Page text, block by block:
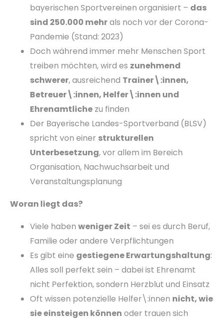
bayerischen Sportvereinen organisiert – das
sind 250.000 mehrals noch vor der Corona-
Pandemie (Stand: 2023)
Doch während immer mehr Menschen Sport
treiben möchten, wird es zunehmend
schwerer, ausreichend Trainer\:innen,
Betreuer\:innen, Helfer\:innen und
Ehrenamtliche zu finden
Der Bayerische Landes-Sportverband (BLSV)
spricht von einer strukturellen
Unterbesetzung, vor allem im Bereich
Organisation, Nachwuchsarbeit und
Veranstaltungsplanung
Woran liegt das?
Viele haben weniger Zeit – sei es durch Beruf,
Familie oder andere Verpflichtungen
Es gibt eine gestiegene Erwartungshaltung:
Alles soll perfekt sein – dabei ist Ehrenamt
nicht Perfektion, sondern Herzblut und Einsatz
Oft wissen potenzielle Helfer\:innen nicht, wie
sie einsteigen können oder trauen sich